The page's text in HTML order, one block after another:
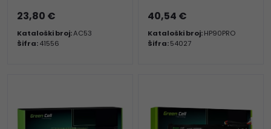
23,80 €
Kataloški broj:AC53
Šifra:41556
40,54 €
Kataloški broj:HP90PRO
Šifra:54027